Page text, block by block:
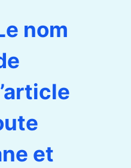
nom
et